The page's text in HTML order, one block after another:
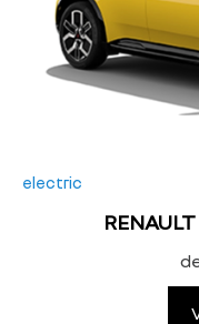
electric